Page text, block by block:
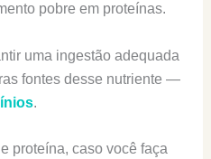
pobre em proteínas.
uma ingestão adequada
fontes desse nutriente —
.
proteína, caso você faça